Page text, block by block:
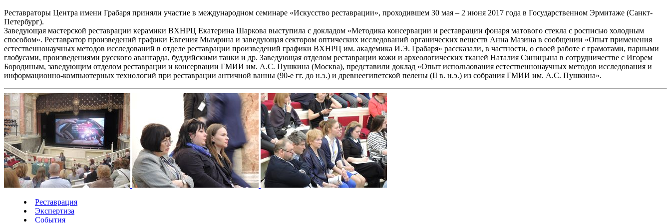
Реставраторы Центра имени Грабаря приняли участие в международном семинаре «Искусство реставрации», проходившем 30 мая – 2 июня 2017 года в Государственном Эрмитаже (Санкт-
Петербург).
Заведующая мастерской реставрации керамики ВХНРЦ Екатерина Шаркова выступила с докладом «Методика консервации и реставрации фонаря матового стекла с росписью холодным
способом». Реставратор произведений графики Евгения Мымрина и заведующая сектором оптических исследований органических веществ Анна Мазина в сообщении «Опыт применения
естественнонаучных методов исследований в отделе реставрации произведений графики ВХНРЦ им. академика И.Э. Грабаря» рассказали, в частности, о своей работе с грамотами, парными
глобусами, произведениями русского авангарда, буддийскими танки и др. Заведующая отделом реставрации кожи и археологических тканей Наталия Синицына в сотрудничестве с Игорем
Бородиным, заведующим отделом реставрации и консервации ГМИИ им. А.С. Пушкина (Москва), представили доклад «Опыт использования естественнонаучных методов исследования и
информационно-компьютерных технологий при реставрации античной ванны (90-е гг. до н.э.) и древнеегипетской пелены (II в. н.э.) из собрания ГМИИ им. А.С. Пушкина».
Реставрация
Экспертиза
События